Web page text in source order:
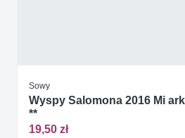
Sowy
Wyspy Salomona 2016 Mi
**
19,50 zł